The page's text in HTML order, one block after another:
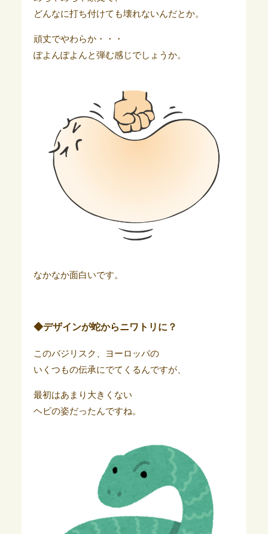
どんなに打ち付けても壊れないんだとか。
頑丈でやわらか・・・
ぽよんぽよんと弾む感じでしょうか。
なかなか面白いです。
◆デザインが蛇からニワトリに？
このバジリスク、ヨーロッパの
いくつもの伝承にでてくるんですが、
最初はあまり大きくない
ヘビの姿だったんですね。